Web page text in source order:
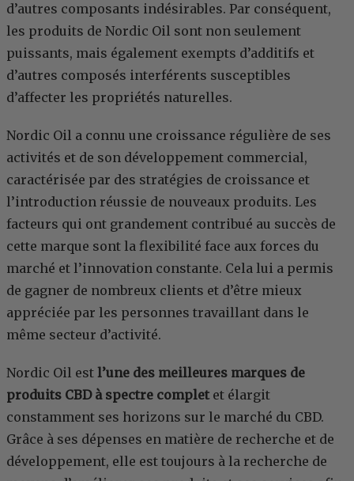
d’autres composants indésirables. Par conséquent,
les produits de Nordic Oil sont non seulement
puissants, mais également exempts d’additifs et
d’autres composés interférents susceptibles
d’affecter les propriétés naturelles.
Nordic Oil a connu une croissance régulière de ses
activités et de son développement commercial,
caractérisée par des stratégies de croissance et
l’introduction réussie de nouveaux produits. Les
facteurs qui ont grandement contribué au succès de
cette marque sont la flexibilité face aux forces du
marché et l’innovation constante. Cela lui a permis
de gagner de nombreux clients et d’être mieux
appréciée par les personnes travaillant dans le
même secteur d’activité.
Nordic Oil est l’une des meilleures marques de
produits CBD à spectre completet élargit
constamment ses horizons sur le marché du CBD.
Grâce à ses dépenses en matière de recherche et de
développement, elle est toujours à la recherche de